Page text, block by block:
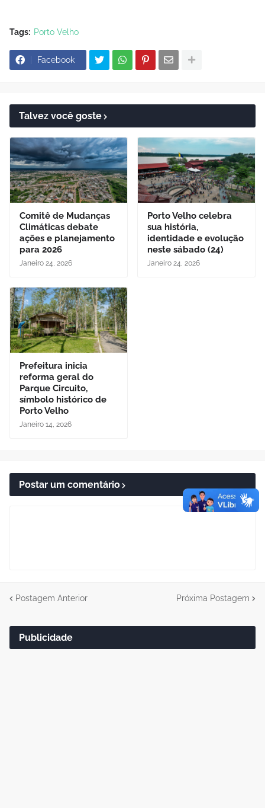
Tags: Porto Velho
Facebook
Talvez você goste
Comitê de Mudanças
Climáticas debate
ações e planejamento
para 2026
Janeiro 24, 2026
Porto Velho celebra
sua história,
identidade e evolução
neste sábado (24)
Janeiro 24, 2026
Prefeitura inicia
reforma geral do
Parque Circuito,
símbolo histórico de
Porto Velho
Janeiro 14, 2026
Postar um comentário
Postagem Anterior Próxima Postagem
Publicidade